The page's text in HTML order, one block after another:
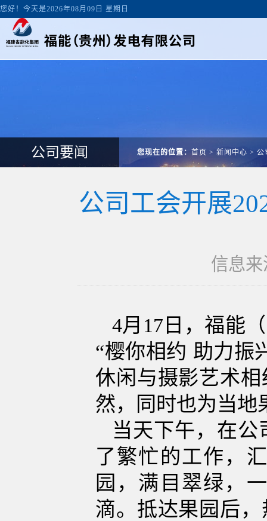
您好！今天是2026年08月09日 星期日
公司要闻 您现在的位置： 首页 > 新闻中心 > 公
公司工会开展
信息
4月 17 日，福能
“樱你相约 助力振
休闲与摄影艺术
然，同时也为当地
当天下午，在
了繁忙的工作，
园，满目翠绿，
滴。抵达果园后